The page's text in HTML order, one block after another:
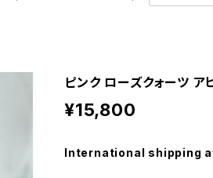
ピンク ローズクォーツ
¥15,800
International shipping